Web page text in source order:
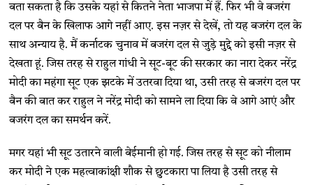
बता सकता है कि उसके यहां से कितने नेता भाजपा में हैं. फिर भी वे बजरंग
दल पर बैन के खिलाफ आगे नहीं आए. इस नज़र से देखें, तो यह बजरंग दल के
साथ अन्याय है. मैं कर्नाटक चुनाव में बजरंग दल से जुड़े मुद्दे को इसी नज़र से
देखता हूं. जिस तरह से राहुल गांधी ने सूट-बूट की सरकार का नारा देकर नरेंद्र
मोदी का महंगा सूट एक झटके में उतरवा दिया था, उसी तरह से बजरंग दल पर
बैन की बात कर राहुल ने नरेंद्र मोदी को सामने ला दिया कि वे आगे आएं और
बजरंग दल का समर्थन करें.
मगर यहां भी सूट उतारने वाली बेईमानी हो गई. जिस तरह से सूट को नीलाम
कर मोदी ने एक महत्वाकांक्षी शौक से छुटकारा पा लिया है उसी तरह से